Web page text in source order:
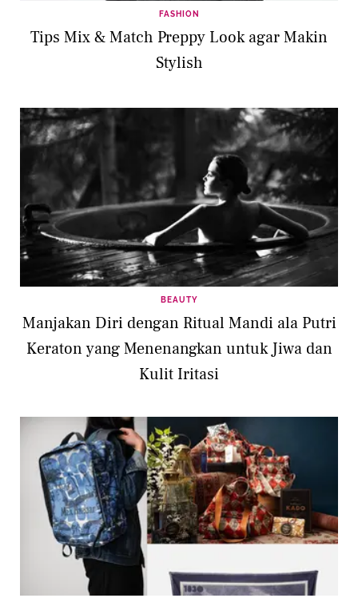
FASHION
Tips Mix & Match Preppy Look agar Makin
Stylish
BEAUTY
Manjakan Diri dengan Ritual Mandi ala Putri
Keraton yang Menenangkan untuk Jiwa dan
Kulit Iritasi